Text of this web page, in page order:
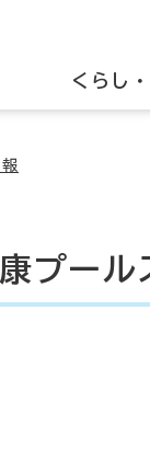
くらし
プール